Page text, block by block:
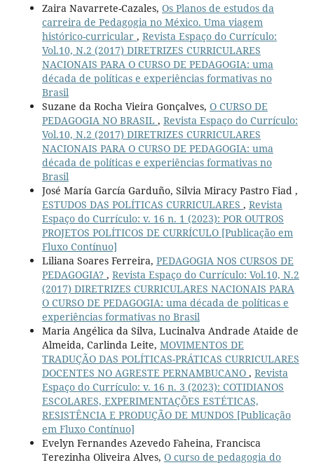
Zaira Navarrete-Cazales, Os Planos de estudos da
carreira de Pedagogia no México. Uma viagem
histórico-curricular , Revista Espaço do Currículo:
Vol.10, N.2 (2017) DIRETRIZES CURRICULARES
NACIONAIS PARA O CURSO DE PEDAGOGIA: uma
década de políticas e experiências formativas no
Brasil
Suzane da Rocha Vieira Gonçalves, O CURSO DE
PEDAGOGIA NO BRASIL , Revista Espaço do Currículo:
Vol.10, N.2 (2017) DIRETRIZES CURRICULARES
NACIONAIS PARA O CURSO DE PEDAGOGIA: uma
década de políticas e experiências formativas no
Brasil
José María García Garduño, Silvia Miracy Pastro Fiad ,
ESTUDOS DAS POLÍTICAS CURRICULARES , Revista
Espaço do Currículo: v. 16 n. 1 (2023): POR OUTROS
PROJETOS POLÍTICOS DE CURRÍCULO [Publicação em
Fluxo Contínuo]
Liliana Soares Ferreira, PEDAGOGIA NOS CURSOS DE
PEDAGOGIA? , Revista Espaço do Currículo: Vol.10, N.2
(2017) DIRETRIZES CURRICULARES NACIONAIS PARA
O CURSO DE PEDAGOGIA: uma década de políticas e
experiências formativas no Brasil
Maria Angélica da Silva, Lucinalva Andrade Ataide de
Almeida, Carlinda Leite, MOVIMENTOS DE
TRADUÇÃO DAS POLÍTICAS-PRÁTICAS CURRICULARES
DOCENTES NO AGRESTE PERNAMBUCANO , Revista
Espaço do Currículo: v. 16 n. 3 (2023): COTIDIANOS
ESCOLARES, EXPERIMENTAÇÕES ESTÉTICAS,
RESISTÊNCIA E PRODUÇÃO DE MUNDOS [Publicação
em Fluxo Contínuo]
Evelyn Fernandes Azevedo Faheina, Francisca
Terezinha Oliveira Alves, O curso de pedagogia do